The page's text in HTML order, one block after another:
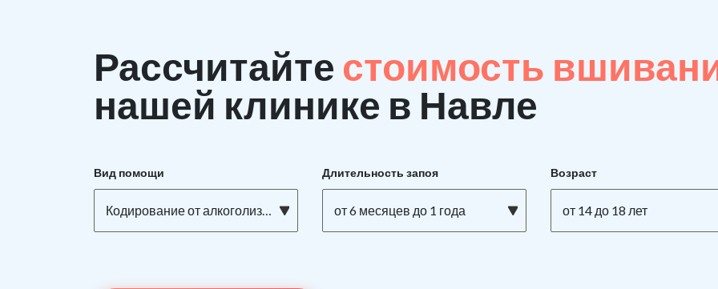
Рассчитайте стоимость
нашей клинике в Навле
Вид помощи
Кодирование от алкоголизма ТОРПЕДО на дому
Длительность запоя
от 6 месяцев до 1 года
Возраст
от 14 до 18 лет